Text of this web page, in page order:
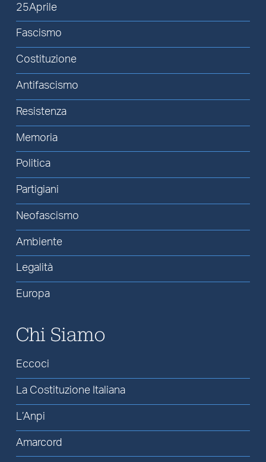
25Aprile
Fascismo
Costituzione
Antifascismo
Resistenza
Memoria
Politica
Partigiani
Neofascismo
Ambiente
Legalità
Europa
Chi Siamo
Eccoci
La Costituzione Italiana
L’Anpi
Amarcord